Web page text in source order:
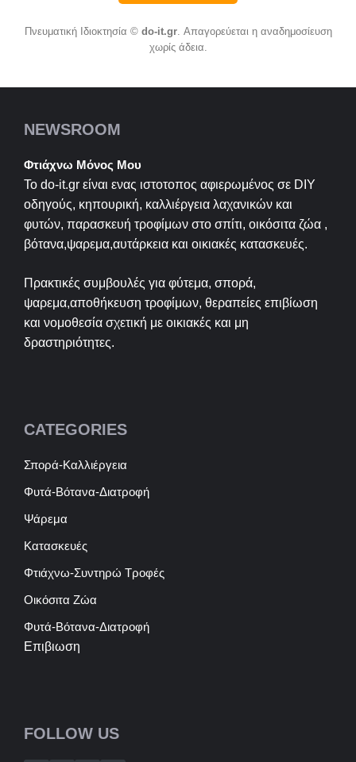
Πνευματική Ιδιοκτησία © do-it.gr. Απαγορεύεται η αναδημοσίευση
χωρίς άδεια.
NEWSROOM
Φτιάχνω Μόνος Μου
Το do-it.gr είναι ενας ιστοτοπος αφιερωμένος σε DIY
οδηγούς, κηπουρική, καλλιέργεια λαχανικών και
φυτών, παρασκευή τροφίμων στο σπίτι, οικόσιτα ζώα ,
βότανα,ψαρεμα,αυτάρκεια και οικιακές κατασκευές.
Πρακτικές συμβουλές για φύτεμα, σπορά,
ψαρεμα,αποθήκευση τροφίμων, θεραπείες επιβίωση
και νομοθεσία σχετική με οικιακές και μη
δραστηριότητες.
CATEGORIES
Σπορά-Καλλιέργεια
Φυτά-Βότανα-Διατροφή
Ψάρεμα
Κατασκευές
Φτιάχνω-Συντηρώ Τροφές
Οικόσιτα Ζώα
Φυτά-Βότανα-Διατροφή
Επιβιωση
FOLLOW US